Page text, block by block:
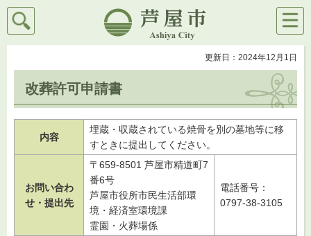
芦屋市
検索
メニ
ュー
更新日：2024年12月1日
改葬許可申請書
内容
埋蔵・収蔵されている焼骨を別の墓地等に移
すときに提出してください。
お問い合わ
せ・提出先
〒659-8501 芦屋市精道町7
番6号
芦屋市役所市民生活部環
境・経済室環境課
霊園・火葬場係
電話番号：
0797-38-3105